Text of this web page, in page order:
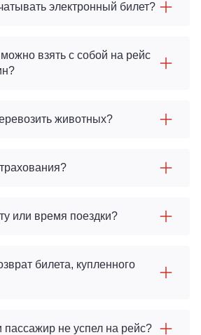
электронный билет?
взять с собой на рейс
животных?
или время поездки?
билета, купленного
пассажир не успел на рейс?